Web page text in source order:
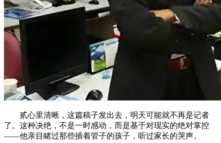
贰心里清晰，这篇稿子发出去，明天可能就不再是记者
了。这种决绝，不是一时感动，而是基于对现实的绝对掌控
——他亲目睹过那些插着管子的孩子，听过家长的哭声。